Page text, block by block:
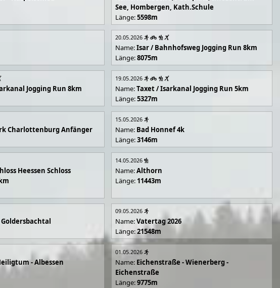
See, Hombergen, Kath.Schule
Länge:5598m
20.05.2026
Name:Isar / Bahnhofsweg Jogging Run 8km
Länge:8075m
Jogging Run 8km
19.05.2026
Name:Taxet / Isarkanal Jogging Run 5km
Länge:5327m
Charlottenburg Anfänger
15.05.2026
Name: Bad Honnef 4k
Länge:3146m
Heessen Schloss
14.05.2026
Name:Althorn
Länge: 11443m
09.05.2026
Name:Vatertag 2026
Länge:21548m
- Albessen
01.05.2026
Name: Eichenstraße - Wienerberg -
Eichenstraße
Länge:9775m